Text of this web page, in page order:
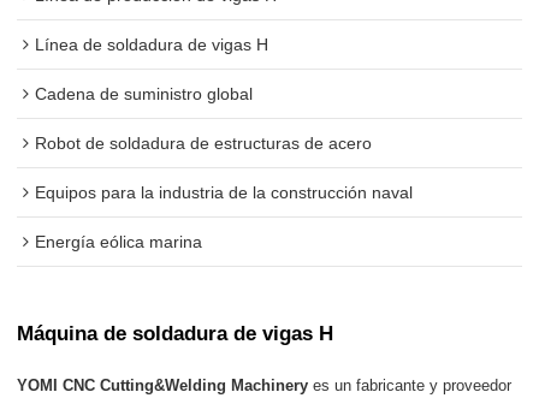
Línea de soldadura de vigas H
Cadena de suministro global
Robot de soldadura de estructuras de acero
Equipos para la industria de la construcción naval
Energía eólica marina
Máquina de soldadura de vigas H
YOMI CNC Cutting&Welding Machinery es un fabricante y proveedor